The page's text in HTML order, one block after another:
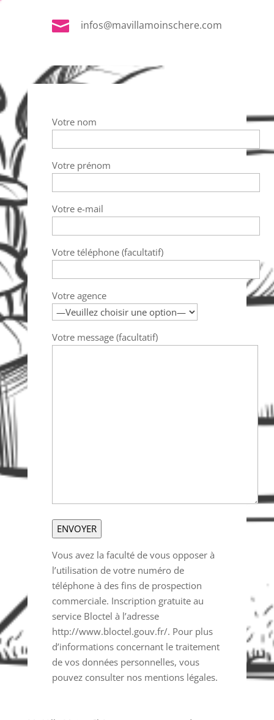
 infos@mavillamoinschere.com
Votre nom
Votre prénom
Votre e-mail
Votre téléphone (facultatif)
Votre agence
Votre message (facultatif)
Vous avez la faculté de vous opposer à
l’utilisation de votre numéro de
téléphone à des fins de prospection
commerciale. Inscription gratuite au
service Bloctel à l’adresse
http://www.bloctel.gouv.fr/. Pour plus
d’informations concernant le traitement
de vos données personnelles, vous
pouvez consulter nos mentions légales.